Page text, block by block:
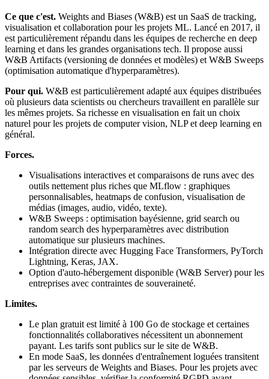
Ce que c'est. Weights and Biases (W&B) est un SaaS de tracking,
visualisation et collaboration pour les projets ML. Lancé en 2017, il
est particulièrement répandu dans les équipes de recherche en deep
learning et dans les grandes organisations tech. Il propose aussi
W&B Artifacts (versioning de données et modèles) et W&B Sweeps
(optimisation automatique d'hyperparamètres).
Pour qui. W&B est particulièrement adapté aux équipes distribuées
où plusieurs data scientists ou chercheurs travaillent en parallèle sur
les mêmes projets. Sa richesse en visualisation en fait un choix
naturel pour les projets de computer vision, NLP et deep learning en
général.
Forces.
Visualisations interactives et comparaisons de runs avec des
outils nettement plus riches que MLflow : graphiques
personnalisables, heatmaps de confusion, visualisation de
médias (images, audio, vidéo, texte).
W&B Sweeps : optimisation bayésienne, grid search ou
random search des hyperparamètres avec distribution
automatique sur plusieurs machines.
Intégration directe avec Hugging Face Transformers, PyTorch
Lightning, Keras, JAX.
Option d'auto-hébergement disponible (W&B Server) pour les
entreprises avec contraintes de souveraineté.
Limites.
Le plan gratuit est limité à 100 Go de stockage et certaines
fonctionnalités collaboratives nécessitent un abonnement
payant. Les tarifs sont publics sur le site de W&B.
En mode SaaS, les données d'entraînement loguées transitent
par les serveurs de Weights and Biases. Pour les projets avec